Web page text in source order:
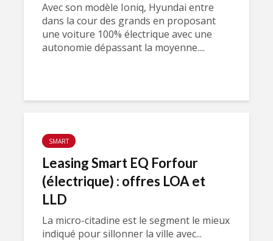
Avec son modèle Ioniq, Hyundai entre
dans la cour des grands en proposant
une voiture 100% électrique avec une
autonomie dépassant la moyenne....
SMART
Leasing Smart EQ Forfour
(électrique) : offres LOA et
LLD
La micro-citadine est le segment le mieux
indiqué pour sillonner la ville avec...